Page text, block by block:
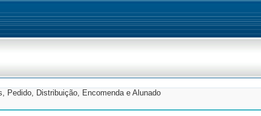
Pedido, Distribuição, Encomenda e Alunado